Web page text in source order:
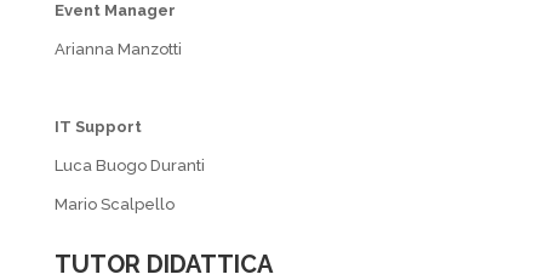
Event Manager
Arianna Manzotti
IT Support
Luca Buogo Duranti
Mario Scalpello
TUTOR DIDATTICA